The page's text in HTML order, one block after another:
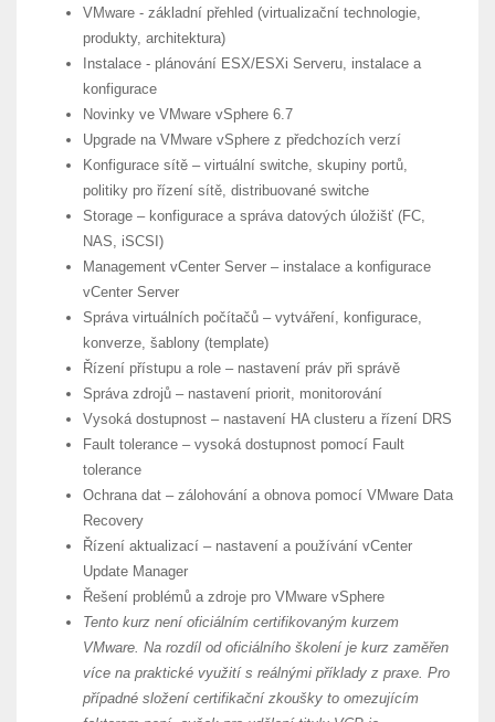
VMware - základní přehled (virtualizační technologie,
produkty, architektura)
Instalace - plánování ESX/ESXi Serveru, instalace a
konfigurace
Novinky ve VMware vSphere 6.7
Upgrade na VMware vSphere z předchozích verzí
Konfigurace sítě – virtuální switche, skupiny portů,
politiky pro řízení sítě, distribuované switche
Storage – konfigurace a správa datových úložišť (FC,
NAS, iSCSI)
Management vCenter Server – instalace a konfigurace
vCenter Server
Správa virtuálních počítačů – vytváření, konfigurace,
konverze, šablony (template)
Řízení přístupu a role – nastavení práv při správě
Správa zdrojů – nastavení priorit, monitorování
Vysoká dostupnost – nastavení HA clusteru a řízení DRS
Fault tolerance – vysoká dostupnost pomocí Fault
tolerance
Ochrana dat – zálohování a obnova pomocí VMware Data
Recovery
Řízení aktualizací – nastavení a používání vCenter
Update Manager
Řešení problémů a zdroje pro VMware vSphere
Tento kurz není oficiálním certifikovaným kurzem
VMware. Na rozdíl od oficiálního školení je kurz zaměřen
více na praktické využití s reálnými příklady z praxe. Pro
případné složení certifikační zkoušky to omezujícím